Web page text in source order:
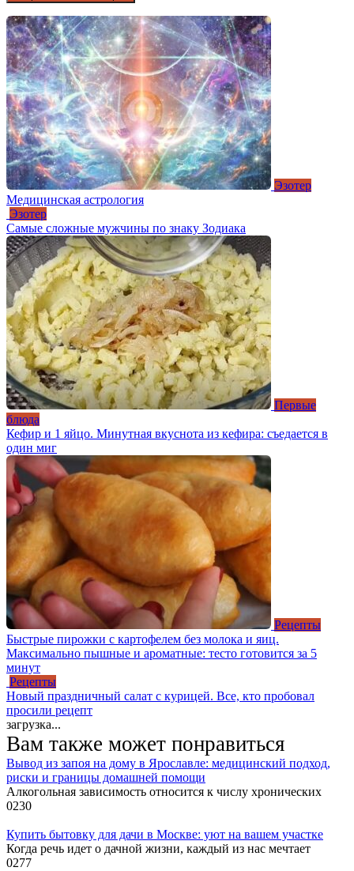
Эзотер
Медицинская астрология
Эзотер
Самые сложные мужчины по знаку Зодиака
Первые
блюда
Кефир и 1 яйцо. Минутная вкуснота из кефира: съедается в
один миг
Рецепты
Быстрые пирожки с картофелем без молока и яиц.
Максимально пышные и ароматные: тесто готовится за 5
минут
Рецепты
Новый праздничный салат с курицей. Все, кто пробовал
просили рецепт
загрузка...
Вам также может понравиться
Вывод из запоя на дому в Ярославле: медицинский подход,
риски и границы домашней помощи
Алкогольная зависимость относится к числу хронических
0230
Купить бытовку для дачи в Москве: уют на вашем участке
Когда речь идет о дачной жизни, каждый из нас мечтает
0277